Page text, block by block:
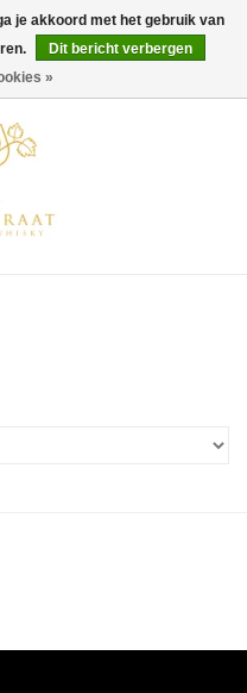
0 Artikelen - €0,00
je akkoord met het gebruik van
Dit bericht verbergen
»